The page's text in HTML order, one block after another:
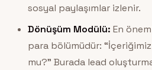
sosyal paylaşımlar izlenir.
Dönüşüm Modülü: En
para bölümüdür:
mu?” Burada lead